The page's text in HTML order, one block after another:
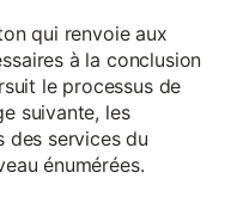
qui renvoie aux
à la conclusion
le processus de
suivante, les
des services du
énumérées.